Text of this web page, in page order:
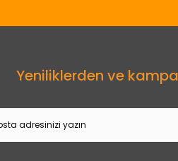
Yeniliklerden ve